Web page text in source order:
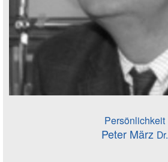
Persönlichkeit
Peter März Dr.